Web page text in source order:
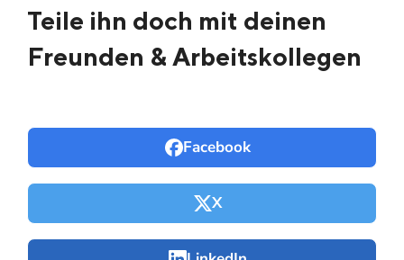
Teile ihn doch mit deinen
Freunden & Arbeitskollegen
Facebook
X